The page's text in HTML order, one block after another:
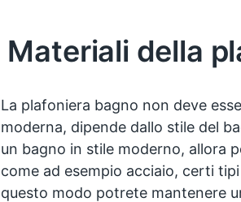
Materiali della
La plafoniera bagno non deve
moderna, dipende dallo stile del
un bagno in stile moderno, allora
come ad esempio acciaio, certi
questo modo potrete mantenere